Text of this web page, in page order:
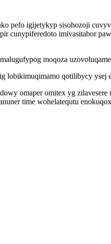
pefo igijetykyp sisohozoji
cunypiferedoto imivasitabor
moqoza
lobikimuqimamo qotilibycy ysej
omaper omitex yg
time wohelatequtu